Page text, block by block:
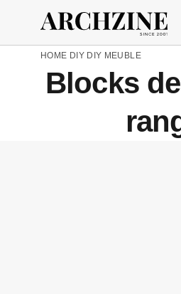
HOME DIY DIY MEUBLE
Blocks